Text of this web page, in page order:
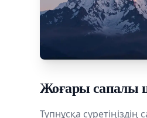
Жоғары сапалы
Түпнұсқа суретіңіздің